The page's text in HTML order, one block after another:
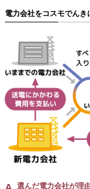
電力会社をコスモでん
選んだ電力会社が理